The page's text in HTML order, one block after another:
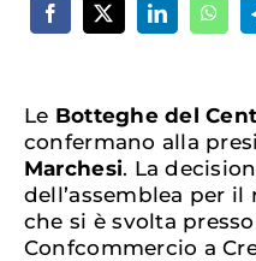
Le Botteghe del
confermano alla
Marchesi. La
dell’assemblea per
che si è svolta
Confcommercio a